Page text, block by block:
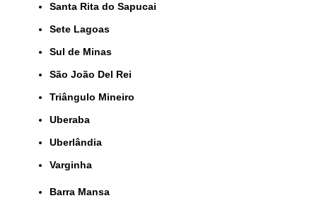
Santa Rita do Sapucai
Sete Lagoas
Sul de Minas
São João Del Rei
Triângulo Mineiro
Uberaba
Uberlândia
Varginha
Barra Mansa